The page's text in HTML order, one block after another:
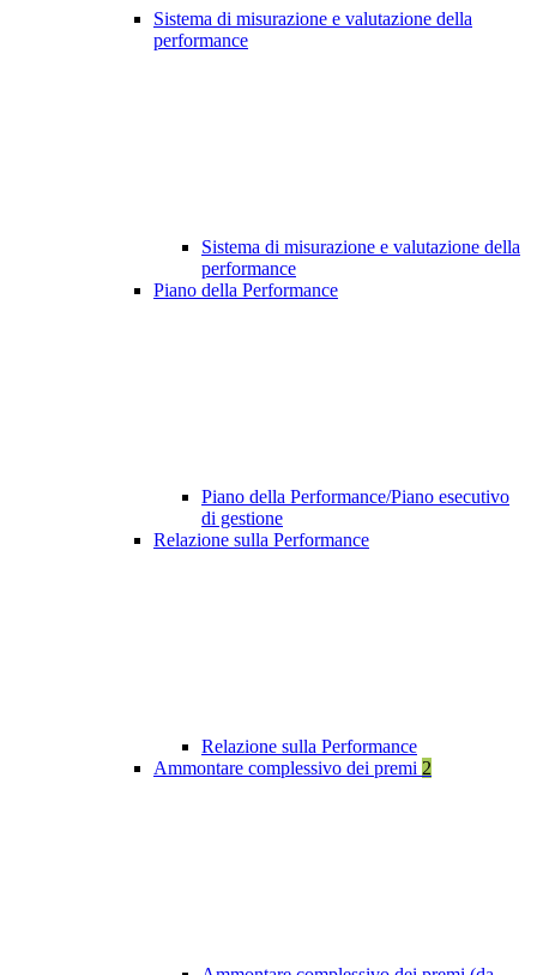
Sistema di misurazione e valutazione della
performance
Sistema di misurazione e valutazione della
performance
Piano della Performance
Piano della Performance/Piano esecutivo
di gestione
Relazione sulla Performance
Relazione sulla Performance
Ammontare complessivo dei premi 2